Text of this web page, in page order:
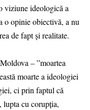
viziune ideologică a
o opinie obiectivă, a nu
de fapt și realitate.
– ”moartea
moarte a ideologiei
ci prin faptul că
cu corupția,